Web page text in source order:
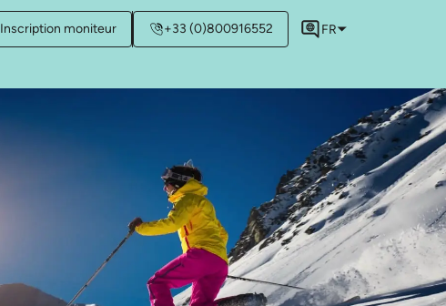
Inscription moniteur +33 (0)800916552 FR